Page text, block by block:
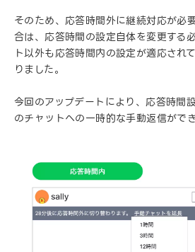
そのため、応答時間外に継続対応が必
合は、応答時間の設定自体を変更する
ト以外も応答時間内の設定が適応され
りました。
今回のアップデートにより、応答時間
のチャットへの一時的な手動返信がで